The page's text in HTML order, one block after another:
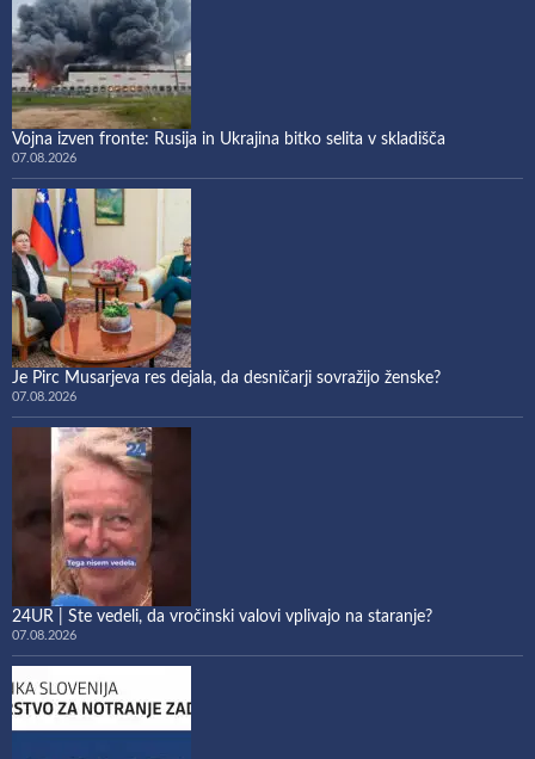
Vojna izven fronte: Rusija in Ukrajina bitko selita v skladišča
07.08.2026
Je Pirc Musarjeva res dejala, da desničarji sovražijo ženske?
07.08.2026
24UR | Ste vedeli, da vročinski valovi vplivajo na staranje?
07.08.2026